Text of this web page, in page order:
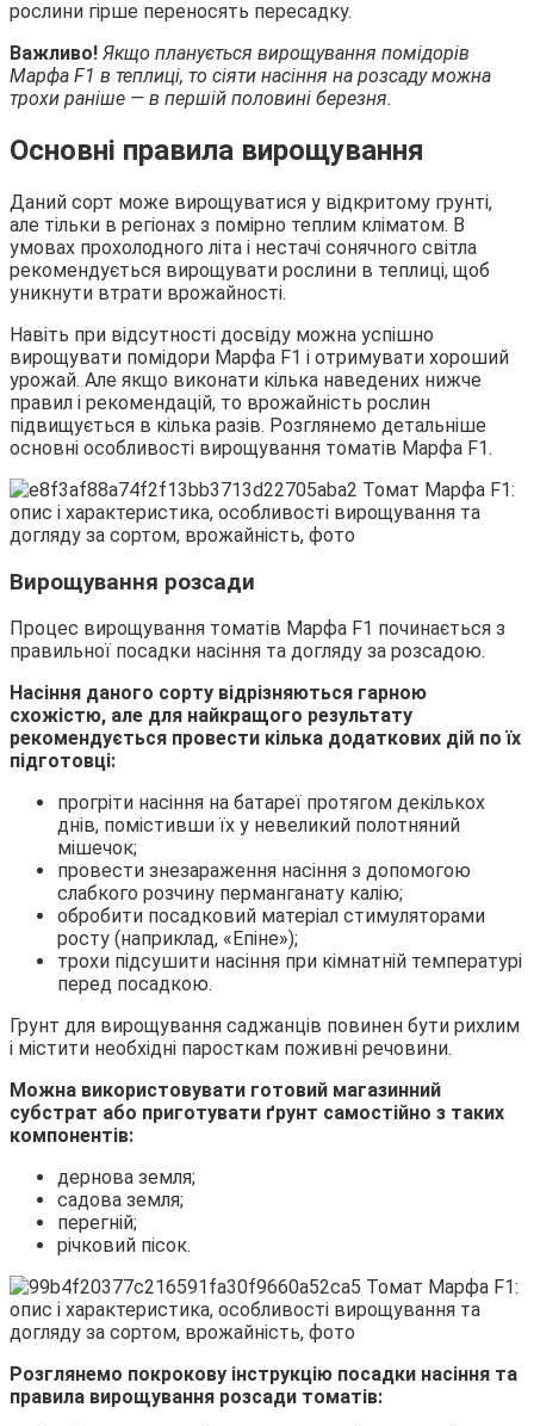
рослини гірше переносять пересадку.
Важливо! Якщо планується вирощування помідорів
Марфа F1 в теплиці, то сіяти насіння на розсаду можна
трохи раніше — в першій половині березня.
Основні правила вирощування
Даний сорт може вирощуватися у відкритому грунті,
але тільки в регіонах з помірно теплим кліматом. В
умовах прохолодного літа і нестачі сонячного світла
рекомендується вирощувати рослини в теплиці, щоб
уникнути втрати врожайності.
Навіть при відсутності досвіду можна успішно
вирощувати помідори Марфа F1 і отримувати хороший
урожай. Але якщо виконати кілька наведених нижче
правил і рекомендацій, то врожайність рослин
підвищується в кілька разів. Розглянемо детальніше
основні особливості вирощування томатів Марфа F1.
Вирощування розсади
Процес вирощування томатів Марфа F1 починається з
правильної посадки насіння та догляду за розсадою.
Насіння даного сорту відрізняються гарною
схожістю, але для найкращого результату
рекомендується провести кілька додаткових дій по їх
підготовці:
прогріти насіння на батареї протягом декількох
днів, помістивши їх у невеликий полотняний
мішечок;
провести знезараження насіння з допомогою
слабкого розчину перманганату калію;
обробити посадковий матеріал стимуляторами
росту (наприклад, «Епіне»);
трохи підсушити насіння при кімнатній температурі
перед посадкою.
Грунт для вирощування саджанців повинен бути рихлим
і містити необхідні паросткам поживні речовини.
Можна використовувати готовий магазинний
субстрат або приготувати ґрунт самостійно з таких
компонентів:
дернова земля;
садова земля;
перегній;
річковий пісок.
Розглянемо покрокову інструкцію посадки насіння та
правила вирощування розсади томатів: